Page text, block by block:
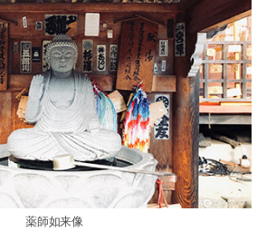
薬師如来像